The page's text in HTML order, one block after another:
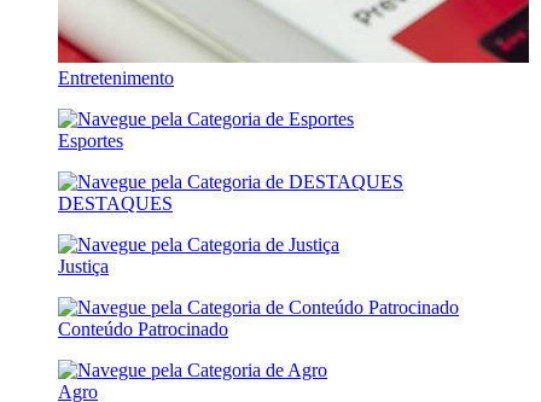
Entretenimento
Esportes
DESTAQUES
Justiça
Conteúdo Patrocinado
Agro